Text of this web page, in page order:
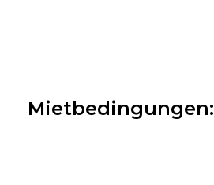
Mietbedingungen: